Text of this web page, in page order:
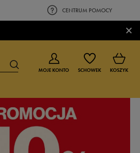
CENTRUM POMOCY
×
BUTY DLA DZIEWCZYNKI
0-4 lat
MOJE KONTO SCHOWEK KOSZYK